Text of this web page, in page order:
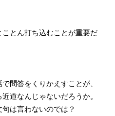
とん打ち込むことが重要だ
問答をくりかえすことが、
道なんじゃないだろうか。
は言わないのでは？